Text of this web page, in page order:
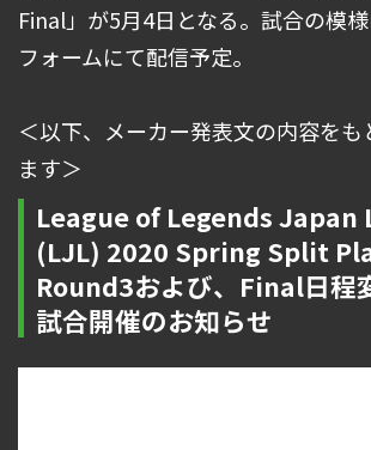
Final」が5月4日となる。試合の模
フォームにて配信予定。
＜以下、メーカー発表文の内容をも
ます＞
League of Legends Japan
(LJL) 2020 Spring Split
Round3および、Final日程
試合開催のお知らせ